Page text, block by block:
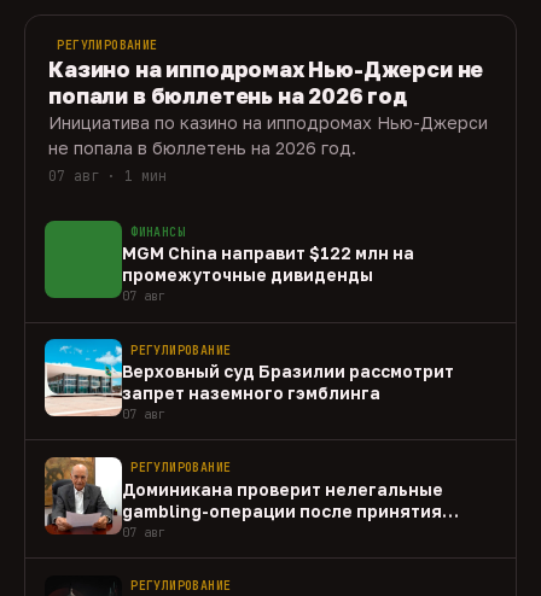
РЕГУЛИРОВАНИЕ
Казино на ипподромах Нью-Джерси не
попали в бюллетень на 2026 год
Инициатива по казино на ипподромах Нью-Джерси
не попала в бюллетень на 2026 год.
07 авг · 1 мин
ФИНАНСЫ
MGM China направит $122 млн на
промежуточные дивиденды
07 авг
РЕГУЛИРОВАНИЕ
Верховный суд Бразилии рассмотрит
запрет наземного гэмблинга
07 авг
РЕГУЛИРОВАНИЕ
Доминикана проверит нелегальные
gambling-операции после принятия
закона
07 авг
РЕГУЛИРОВАНИЕ